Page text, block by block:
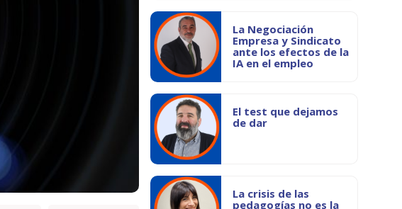
La Negociación
Empresa y Sindicato
ante los efectos de la
IA en el empleo
El test que dejamos
de dar
La crisis de las
pedagogías no es la